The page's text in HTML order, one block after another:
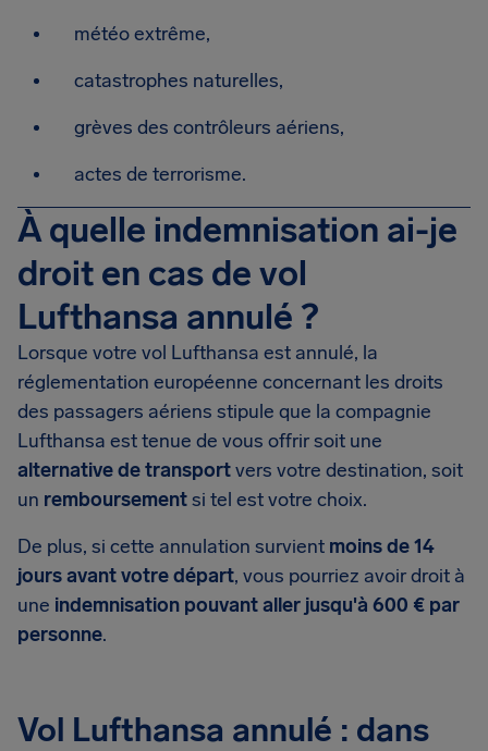
météo extrême,
catastrophes naturelles,
grèves des contrôleurs aériens,
actes de terrorisme.
À quelle indemnisation ai-je
droit en cas de vol
Lufthansa annulé ?
Lorsque votre vol Lufthansa est annulé, la
réglementation européenne concernant les droits
des passagers aériens stipule que la compagnie
Lufthansa est tenue de vous offrir soit une
alternative de transportvers votre destination, soit
un remboursementsi tel est votre choix.
De plus, si cette annulation survient moins de 14
jours avant votre départ, vous pourriez avoir droit à
une indemnisation pouvant aller jusqu'à 600 € par
personne.
Vol Lufthansa annulé : dans